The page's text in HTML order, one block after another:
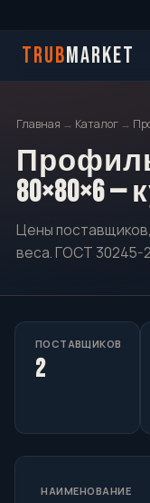
TRUBMARKET
Главная → Каталог →
80×80×6
Цены
веса. ГОСТ 30245-
ПОСТАВЩИКОВ
2
НАИМЕНОВАНИЕ